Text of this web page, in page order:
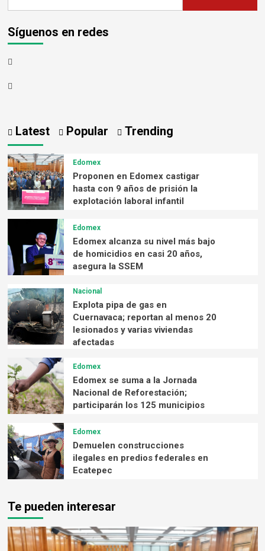
Síguenos en redes
Latest Popular Trending
Edomex
Proponen en Edomex castigar
hasta con 9 años de prisión la
explotación laboral infantil
Edomex
Edomex alcanza su nivel más bajo
de homicidios en casi 20 años,
asegura la SSEM
Nacional
Explota pipa de gas en
Cuernavaca; reportan al menos 20
lesionados y varias viviendas
afectadas
Edomex
Edomex se suma a la Jornada
Nacional de Reforestación;
participarán los 125 municipios
Edomex
Demuelen construcciones
ilegales en predios federales en
Ecatepec
Te pueden interesar